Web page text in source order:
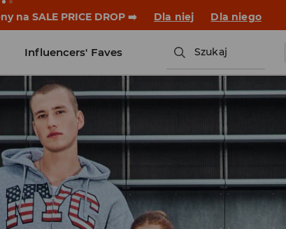
Wystartuj od nowego fitu! Dla niej
Influencers' Faves Szukaj